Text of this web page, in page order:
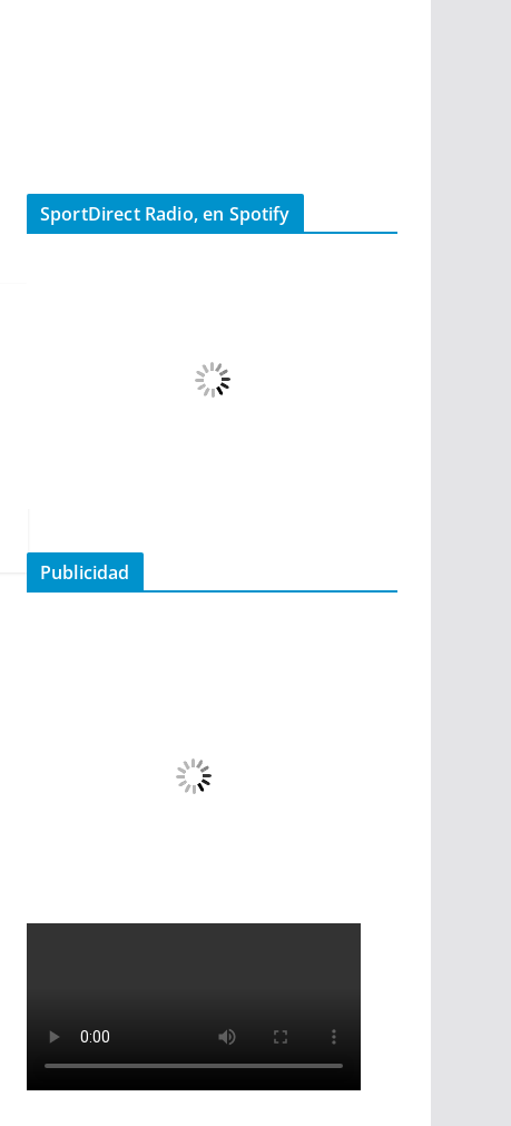
SportDirect Radio, en Spotify
Publicidad